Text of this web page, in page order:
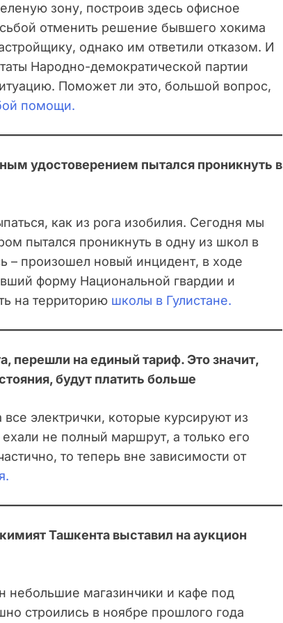
зону, построив здесь офисное
отменить решение бывшего хокима
однако им ответили отказом. И
Народно-демократической партии
Поможет ли это, большой вопрос,
помощи.
удостоверением пытался проникнуть в
как из рога изобилия. Сегодня мы
пытался проникнуть в одну из школ в
– произошел новый инцидент, в ходе
форму Национальной гвардии и
на территорию школы в Гулистане.
перешли на единый тариф. Это значит,
будут платить больше
электрички, которые курсируют из
не полный маршрут, а только его
то теперь вне зависимости от
Ташкента выставил на аукцион
небольшие магазинчики и кафе под
строились в ноябре прошлого года